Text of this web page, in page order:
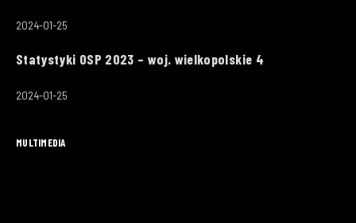
2024-01-25
Statystyki OSP 2023 – woj. wielkopolskie 4
2024-01-25
MULTIMEDIA